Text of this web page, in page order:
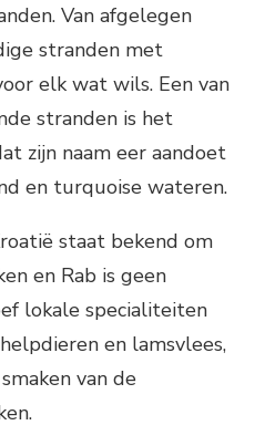
Van afgelegen
stranden met
elk wat wils. Een van
stranden is het
zijn naam eer aandoet
en turquoise wateren.
staat bekend om
en Rab is geen
lokale specialiteiten
en lamsvlees,
van de